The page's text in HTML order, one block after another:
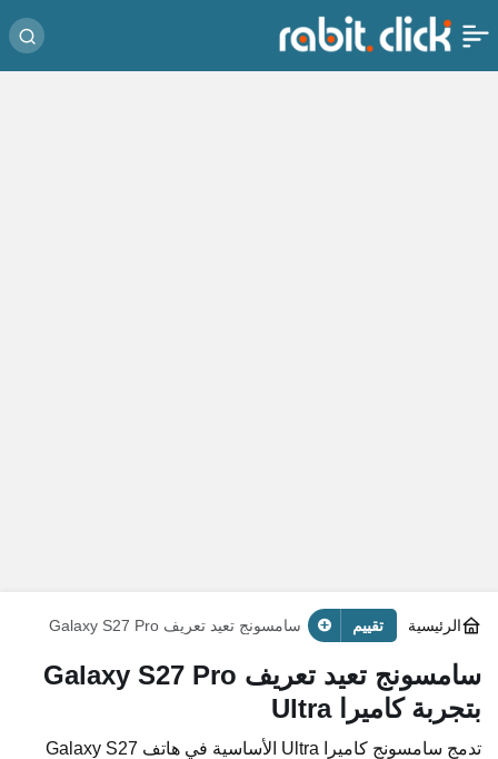
الرئيسية تقييم
سامسونج تعيد تعريف Galaxy S27 Pro
سامسونج تعيد تعريف Galaxy S27 Pro
بتجربة كاميرا Ultra
تدمج سامسونج كاميرا Ultra الأساسية في هاتف Galaxy S27